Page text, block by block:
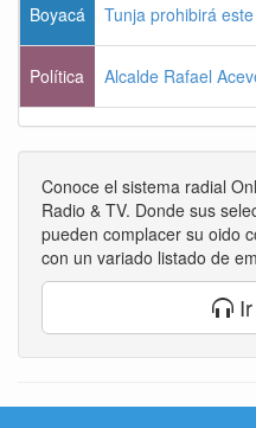
Boyacá Tunja prohibirá
Política Alcalde Rafael
Conoce el sistema radial
Radio & TV. Donde sus
pueden complacer su oido
con un variado listado de